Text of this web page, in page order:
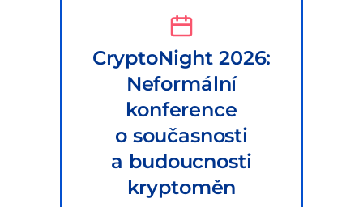
CryptoNight 2026:
Neformální
konference
o současnosti
a budoucnosti
kryptoměn